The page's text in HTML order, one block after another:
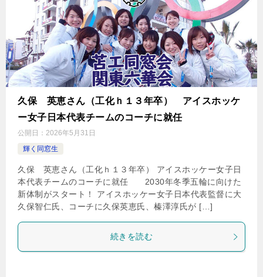
久保 英恵さん（工化ｈ１３年卒） アイスホッケ
ー女子日本代表チームのコーチに就任
公開日： 2026年5月31日
輝く同窓生
久保 英恵さん（工化ｈ１３年卒） アイスホッケー女子日
本代表チームのコーチに就任 2030年冬季五輪に向けた
新体制がスタート！ アイスホッケー女子日本代表監督に大
久保智仁氏、コーチに久保英恵氏、榛澤淳氏が […]
続きを読む